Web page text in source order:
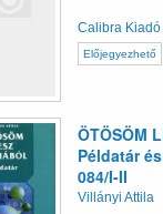
Calibra Kiadó
Előjegyezhető
ÖTÖSÖM
Példatár
084/I-II
Villányi Attila